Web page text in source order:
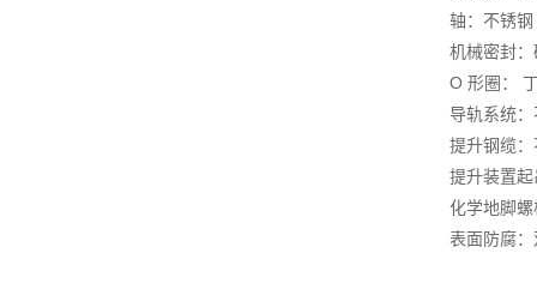
轴：不锈钢
机械密封
O 形圈：
导轨系统
提升钢缆
提升装置
化学地脚
表面防腐